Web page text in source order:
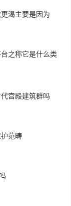
渴主要是因为
之称它是什么类
宫殿建筑群吗
范畴